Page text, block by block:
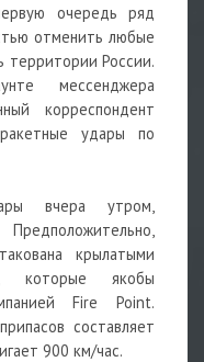
очередь ряд
отменить любые
территории России.
мессенджера
корреспондент
ракетные
удары по
вчера утром,
крылатыми
которые якобы
Fire Point.
составляет
900 км/час.